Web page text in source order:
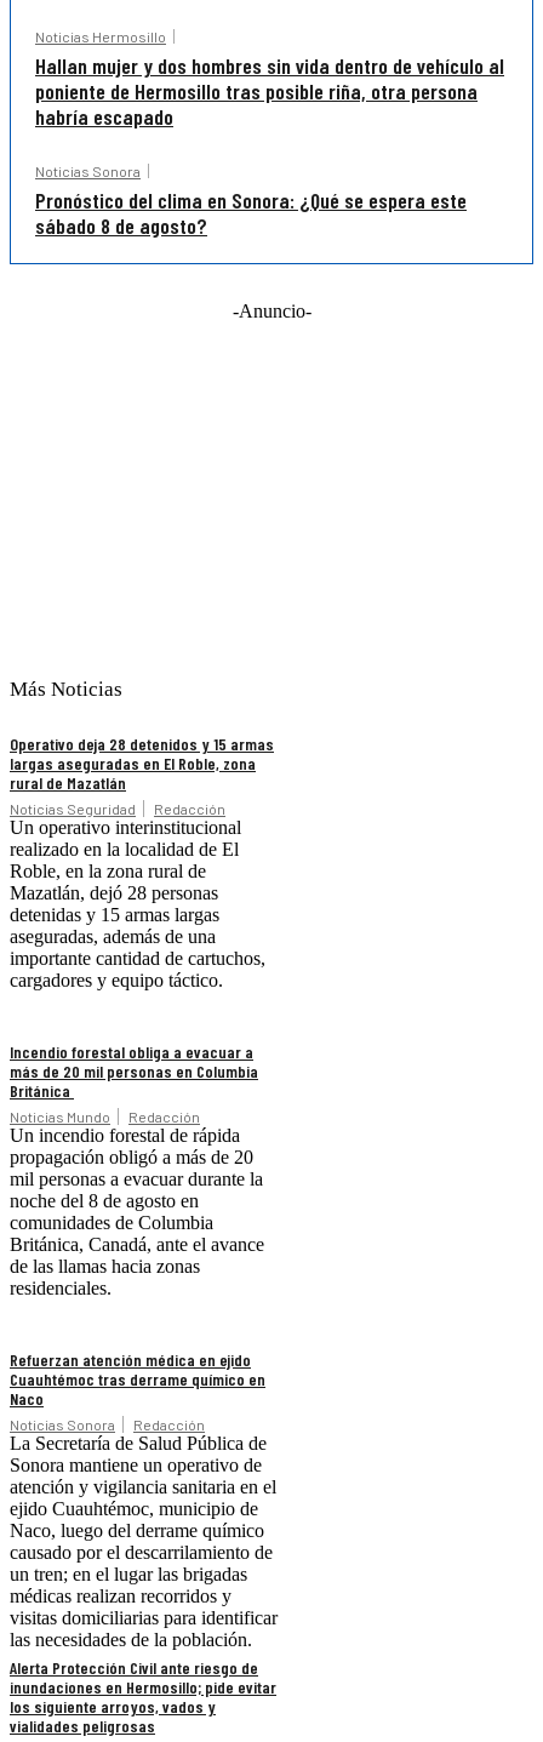
Noticias Hermosillo
Hallan mujer y dos hombres sin vida dentro de vehículo al
poniente de Hermosillo tras posible riña, otra persona
habría escapado
Noticias Sonora
Pronóstico del clima en Sonora: ¿Qué se espera este
sábado 8 de agosto?
-Anuncio-
Más Noticias
Operativo deja 28 detenidos y 15 armas
largas aseguradas en El Roble, zona
rural de Mazatlán
Noticias Seguridad Redacción
Un operativo interinstitucional
realizado en la localidad de El
Roble, en la zona rural de
Mazatlán, dejó 28 personas
detenidas y 15 armas largas
aseguradas, además de una
importante cantidad de cartuchos,
cargadores y equipo táctico.
Incendio forestal obliga a evacuar a
más de 20 mil personas en Columbia
Británica
Noticias Mundo Redacción
Un incendio forestal de rápida
propagación obligó a más de 20
mil personas a evacuar durante la
noche del 8 de agosto en
comunidades de Columbia
Británica, Canadá, ante el avance
de las llamas hacia zonas
residenciales.
Refuerzan atención médica en ejido
Cuauhtémoc tras derrame químico en
Naco
Noticias Sonora Redacción
La Secretaría de Salud Pública de
Sonora mantiene un operativo de
atención y vigilancia sanitaria en el
ejido Cuauhtémoc, municipio de
Naco, luego del derrame químico
causado por el descarrilamiento de
un tren; en el lugar las brigadas
médicas realizan recorridos y
visitas domiciliarias para identificar
las necesidades de la población.
Alerta Protección Civil ante riesgo de
inundaciones en Hermosillo; pide evitar
los siguiente arroyos, vados y
vialidades peligrosas